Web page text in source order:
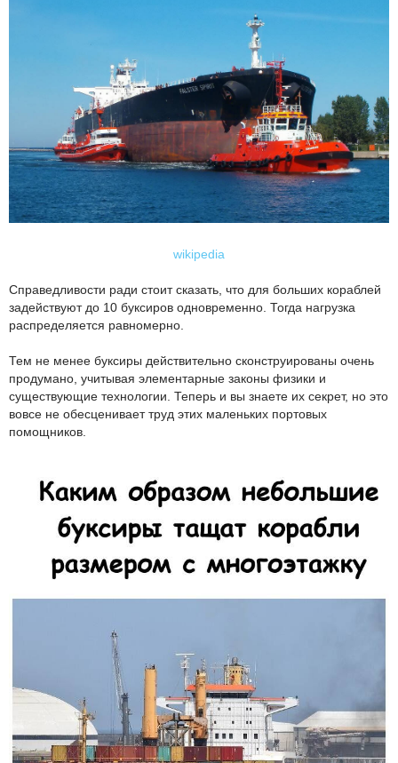
wikipedia
Справедливости ради стоит сказать, что для больших кораблей
задействуют до 10 буксиров одновременно. Тогда нагрузка
распределяется равномерно.
Тем не менее буксиры действительно сконструированы очень
продумано, учитывая элементарные законы физики и
существующие технологии. Теперь и вы знаете их секрет, но это
вовсе не обесценивает труд этих маленьких портовых
помощников.